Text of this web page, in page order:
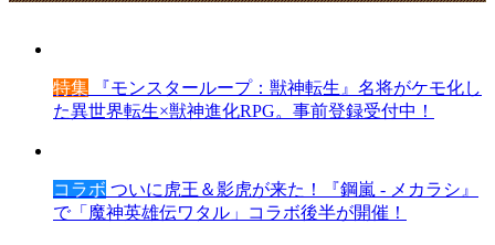
特集 『モンスターループ：獣神転生』名将がケモ化し
た異世界転生×獣神進化RPG。事前登録受付中！
コラボ ついに虎王＆影虎が来た！『鋼嵐 - メカラシ』
で「魔神英雄伝ワタル」コラボ後半が開催！